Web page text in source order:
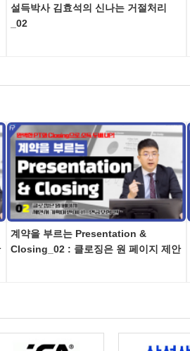
설득박사 김효석의 신나는 거절처리
_02
계약을 부르는 Presentation &
Closing_02 : 클로징은 원 페이지 제안